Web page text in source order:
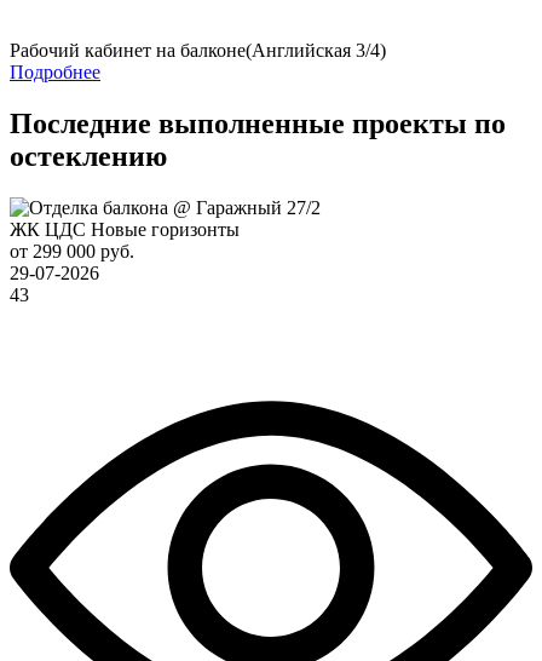
Рабочий кабинет на балконе(Английская 3/4)
Подробнее
Последние выполненные проекты по
остеклению
ЖК ЦДС Новые горизонты
от 299 000 руб.
29-07-2026
43